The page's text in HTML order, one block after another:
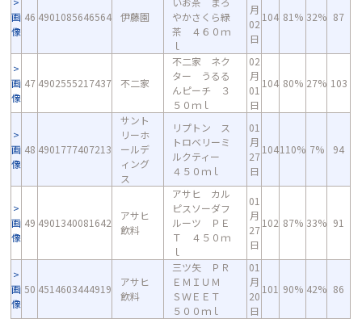
画
像
46 4901085646564 伊藤園
やかさくら緑
茶 ４６０ｍ
ｌ
月
02
日
104 81% 32% 87
画
像
47 4902555217437 不二家
不二家 ネク
ター うるる
んピーチ ３
５０ｍｌ
02
月
01
日
104 80% 27% 103
画
像
48 4901777407213
サント
リーホ
ールデ
ィング
ス
リプトン ス
トロベリーミ
ルクティー
４５０ｍｌ
01
月
27
日
104110% 7% 94
画
像
49 4901340081642
アサヒ
飲料
アサヒ カル
ピスソーダフ
ルーツ ＰＥ
Ｔ ４５０ｍ
ｌ
01
月
27
日
102 87% 33% 91
画
像
50 4514603444919
アサヒ
飲料
三ツ矢 ＰＲ
ＥＭＩＵＭ
ＳＷＥＥＴ
５００ｍｌ
01
月
20
日
101 90% 42% 86